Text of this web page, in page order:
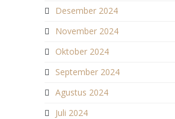
Desember 2024
November 2024
Oktober 2024
September 2024
Agustus 2024
Juli 2024